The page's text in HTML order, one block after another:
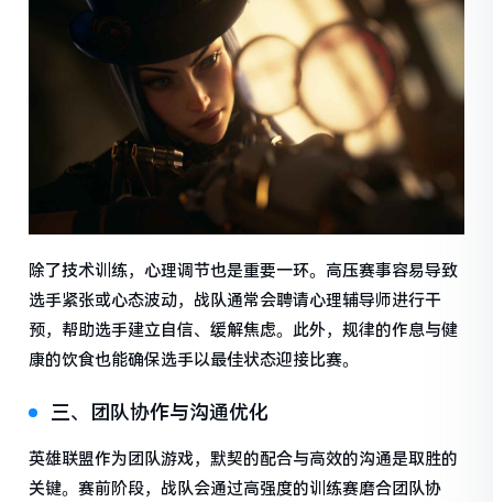
除了技术训练，心理调节也是重要一环。高压赛事容易导致
选手紧张或心态波动，战队通常会聘请心理辅导师进行干
预，帮助选手建立自信、缓解焦虑。此外，规律的作息与健
康的饮食也能确保选手以最佳状态迎接比赛。
三、团队协作与沟通优化
英雄联盟作为团队游戏，默契的配合与高效的沟通是取胜的
关键。赛前阶段，战队会通过高强度的训练赛磨合团队协